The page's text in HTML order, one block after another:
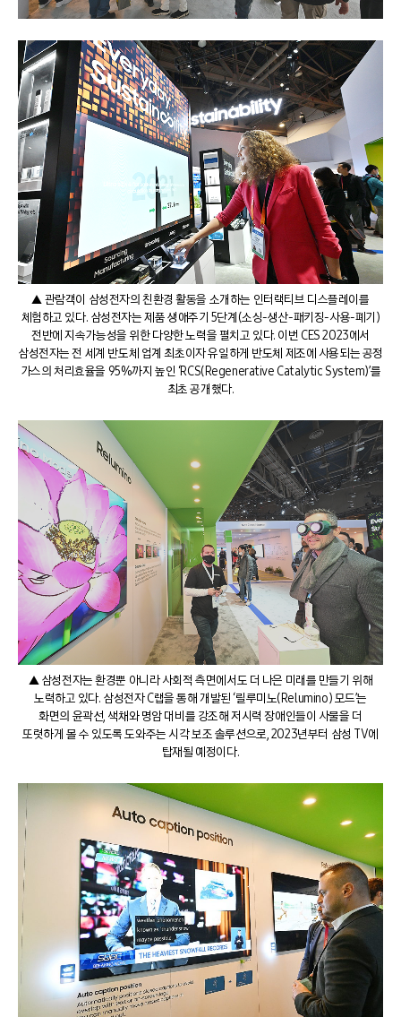
▲ 관람객이 삼성전자의 친환경 활동을 소개하는 인터랙티브 디스플레이를
체험하고 있다. 삼성전자는 제품 생애주기 5단계(소싱-생산-패키징-사용-폐기)
전반에 지속가능성을 위한 다양한 노력을 펼치고 있다. 이번 CES 2023에서
삼성전자는 전 세계 반도체 업계 최초이자 유일하게 반도체 제조에 사용되는 공정
가스의 처리효율을 95%까지 높인 ‘RCS(Regenerative Catalytic System)’를
최초 공개했다.
▲ 삼성전자는 환경뿐 아니라 사회적 측면에서도 더 나은 미래를 만들기 위해
노력하고 있다. 삼성전자 C랩을 통해 개발된 ‘릴루미노(Relumino) 모드’는
화면의 윤곽선, 색채와 명암 대비를 강조해 저시력 장애인들이 사물을 더
또렷하게 볼 수 있도록 도와주는 시각 보조 솔루션으로, 2023년부터 삼성 TV에
탑재될 예정이다.